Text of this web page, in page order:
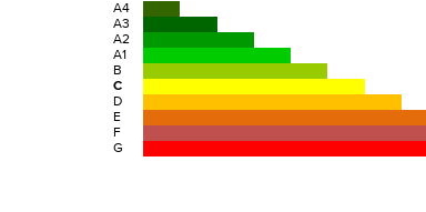
A4
A3
A2
A1
B
C
D
E
F
G